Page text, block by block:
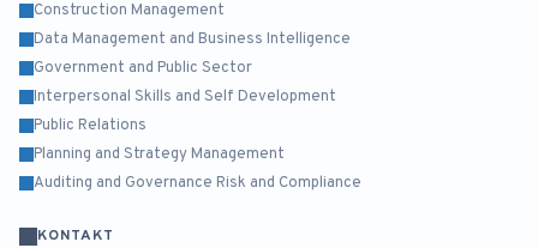
Construction Management
Data Management and Business Intelligence
Government and Public Sector
Interpersonal Skills and Self Development
Public Relations
Planning and Strategy Management
Auditing and Governance Risk and Compliance
KONTAKT